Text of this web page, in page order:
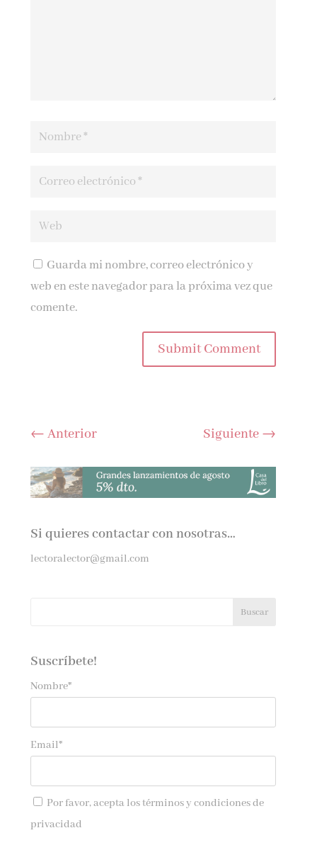
Guarda mi nombre, correo electrónico y
web en este navegador para la próxima vez que
comente.
Submit Comment
←Anterior Siguiente→
Si quieres contactar con nosotras…
lectoralector@gmail.com
Suscríbete!
Nombre*
Email*
Por favor, acepta lostérminos y condiciones de
privacidad